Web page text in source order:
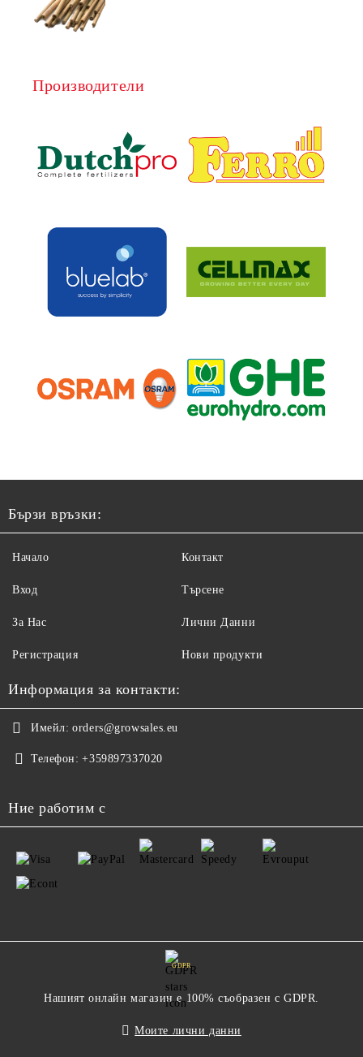
Производители
Бързи връзки:
Начало
Вход
За Нас
Регистрация
Контакт
Търсене
Лични Данни
Нови продукти
Информация за контакти:
Имейл: orders@growsales.eu
Телефон: +359897337020
Ние работим с
GDPR
Нашият онлайн магазин е 100% съобразен с GDPR.
Моите лични данни